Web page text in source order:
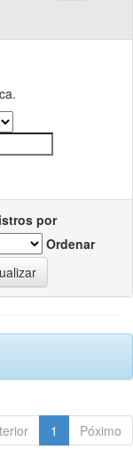
por
Ordenar
1 Póximo